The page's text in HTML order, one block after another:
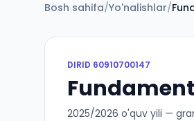
Bosh sahifa/Yo'nalishlar/
DIRID 60910700147
2025/2026 o'quv yili —